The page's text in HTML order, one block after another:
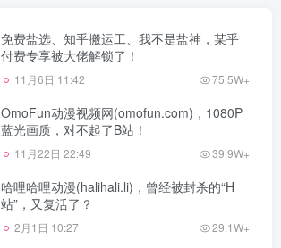
免费盐选、知乎搬运工、我不是盐神，某乎
付费专享被大佬解锁了！
11月6日 11:42 75.5W+
OmoFun动漫视频网(omofun.com)，1080P
蓝光画质，对不起了B站！
11月22日 22:49 39.9W+
哈哩哈哩动漫(halihali.li)，曾经被封杀的“H
站”，又复活了？
2月1日 10:27 29.1W+